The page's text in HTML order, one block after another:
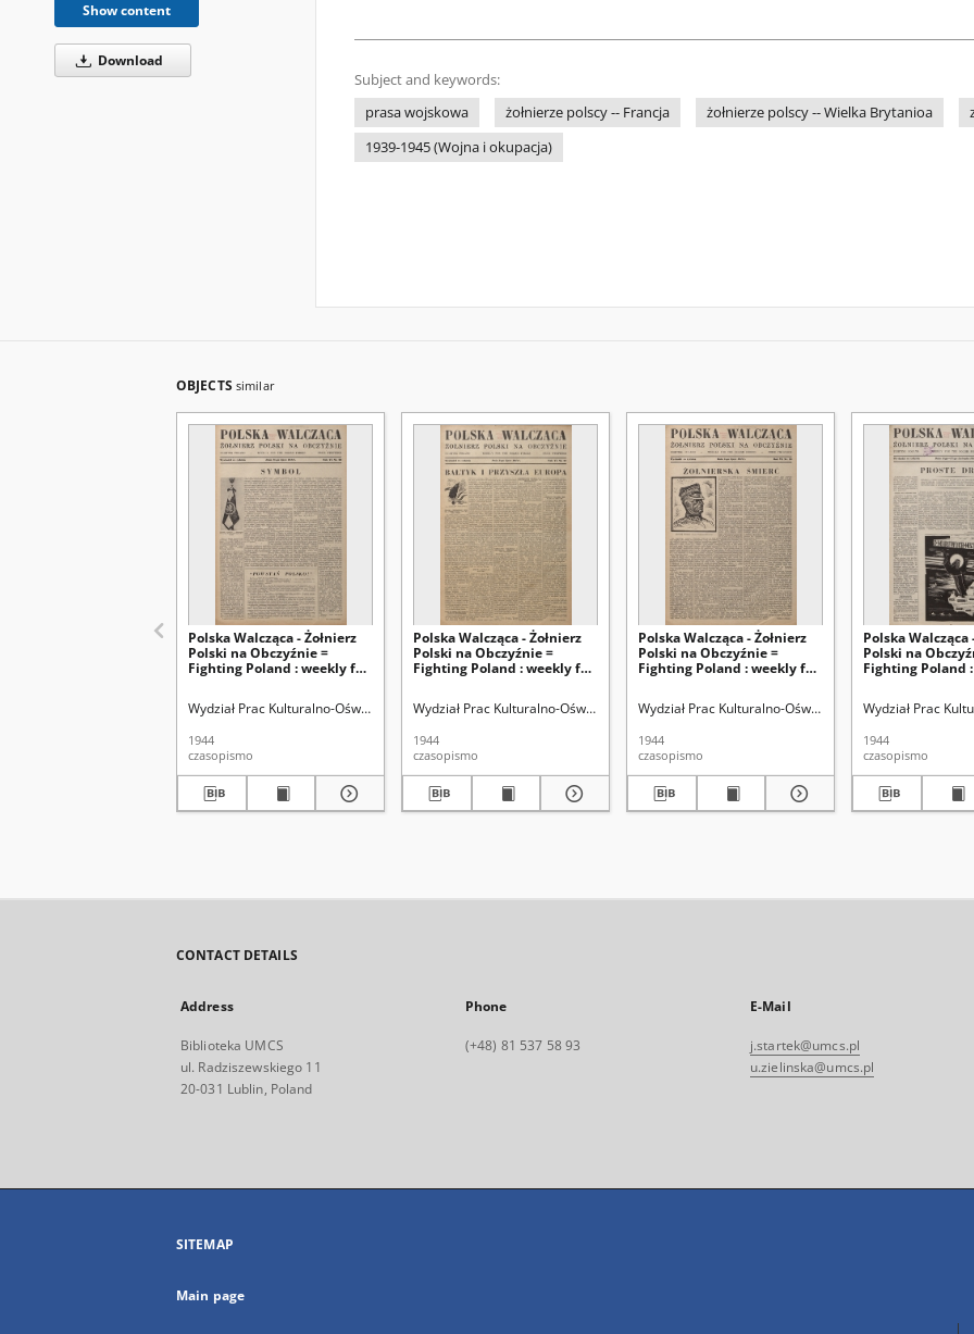
Show content
Download
Subject and keywords:
prasa wojskowa
żołnierze polscy -- Francja żołnierze polscy -- Wielka Brytanioa
1939-1945 (Wojna i okupacja)
OBJECTS similar
Polska Walcząca - Żołnierz
Polski na Obczyźnie =
Fighting Poland : weekly for
Wydział Prac Kulturalno-Oświatowych Min. Obr. Narod.
1944
czasopismo
Polska Walcząca - Żołnierz
Polski na Obczyźnie =
Fighting Poland : weekly for
Wydział Prac Kulturalno-Oświatowych Min. Obr. Narod.
1944
czasopismo
Polska Walcząca - Żołnierz
Polski na Obczyźnie =
Fighting Poland : weekly for
Wydział Prac Kulturalno-Oświatowych Min. Obr. Narod.
1944
czasopismo
Polska Walcząca
Polski na
Fighting Poland
Wydział Prac
1944
czasopismo
CONTACT DETAILS
Address
Biblioteka UMCS
ul. Radziszewskiego 11
20-031 Lublin, Poland
Phone
(+48) 81 537 58 93
E-Mail
j.startek@umcs.pl
u.zielinska@umcs.pl
SITEMAP
Main page